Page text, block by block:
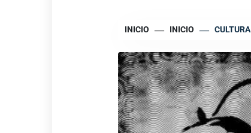
INICIO INICIO CULTURA